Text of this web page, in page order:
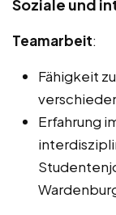
Soziale und
Teamarbeit:
Fähigkeit
Erfahrung